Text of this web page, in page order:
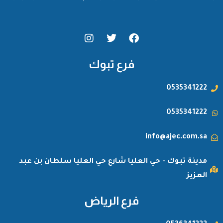
F
a
e
T
w
t
t
I
n
tفرع تبوك
0535341222
0535341222
info@ajec.com.sa
مدينة تبوك - حي العليا شارع حي العليا سلطان بن عبد
العزيز
فرع الرياض